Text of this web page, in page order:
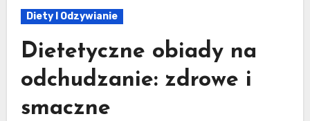
Diety I Odzywianie
Dietetyczne obiady na
odchudzanie: zdrowe i
smaczne